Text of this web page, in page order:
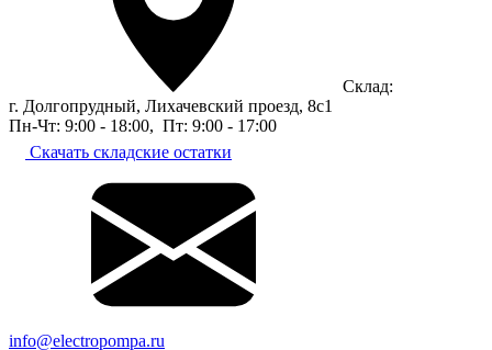
Склад:
г. Долгопрудный, Лихачевский проезд, 8c1
Пн-Чт: 9:00 - 18:00, Пт: 9:00 - 17:00
Скачать складские остатки
info@electropompa.ru